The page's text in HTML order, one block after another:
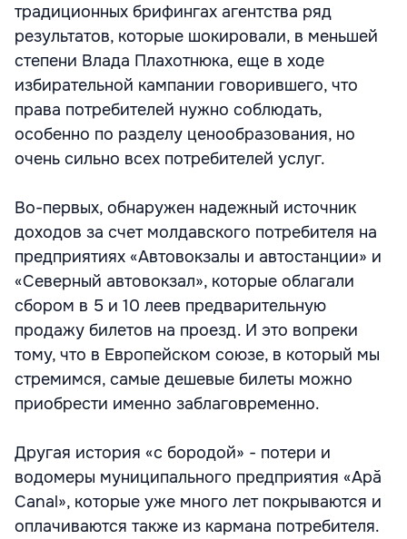
традиционных брифингах агентства ряд
результатов, которые шокировали, в меньшей
степени Влада Плахотнюка, еще в ходе
избирательной кампании говорившего, что
права потребителей нужно соблюдать,
особенно по разделу ценообразования, но
очень сильно всех потребителей услуг.
Во-первых, обнаружен надежный источник
доходов за счет молдавского потребителя на
предприятиях «Автовокзалы и автостанции» и
«Северный автовокзал», которые облагали
сбором в 5 и 10 леев предварительную
продажу билетов на проезд. И это вопреки
тому, что в Европейском союзе, в который мы
стремимся, самые дешевые билеты можно
приобрести именно заблаговременно.
Другая история «с бородой» - потери и
водомеры муниципального предприятия «Apă
Canal», которые уже много лет покрываются и
оплачиваются также из кармана потребителя.